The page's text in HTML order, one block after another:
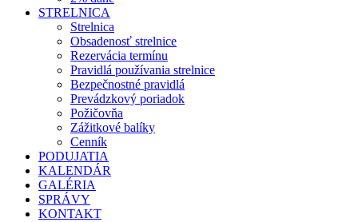
STRELNICA
Strelnica
Obsadenosť strelnice
Rezervácia termínu
Pravidlá používania strelnice
Bezpečnostné pravidlá
Prevádzkový poriadok
Požičovňa
Zážitkové balíky
Cenník
PODUJATIA
KALENDÁR
GALÉRIA
SPRÁVY
KONTAKT